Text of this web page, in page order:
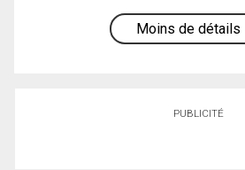
Moins de détails
PUBLICITÉ